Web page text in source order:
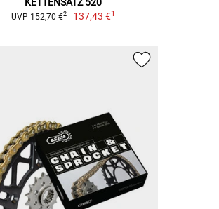
UVP 152,70 €2 137,43 €1